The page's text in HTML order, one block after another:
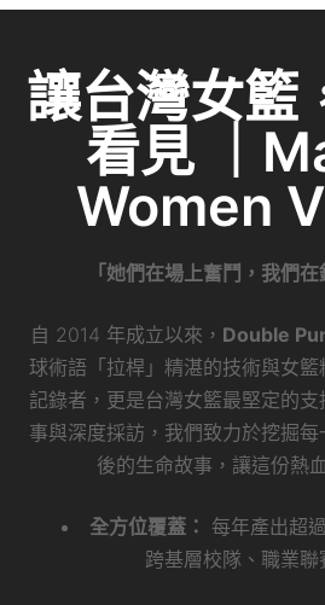
e
b
o
o
k
er l
h
at
讓台灣女籃
看見 ｜
Women
「她們在場上奮鬥，我們在
自 2014 年成立以來， Double
球術語「拉桿」精湛的技術與女
記錄者，更是台灣女籃最堅定的
事與深度採訪，我們致力於挖掘
後的生命故事，讓這份熱
全方位覆蓋： 每年產出超
跨基層校隊、職業聯